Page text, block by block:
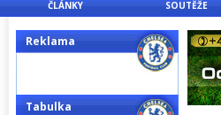
ČLÁNKY SOUTĚŽE
Reklama
Tabulka